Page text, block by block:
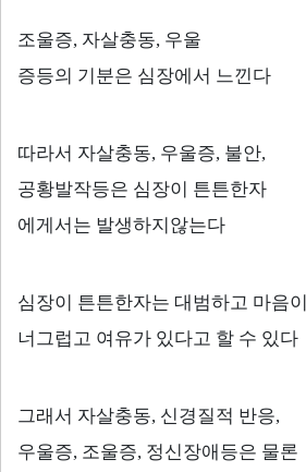
조울증, 자살충동, 우울
증등의 기분은 심장에서 느낀다
따라서 자살충동, 우울증, 불안,
공황발작등은 심장이 튼튼한자
에게서는 발생하지않는다
심장이 튼튼한자는 대범하고 마음이
너그럽고 여유가 있다고 할 수 있다
그래서 자살충동, 신경질적 반응,
우울증, 조울증, 정신장애등은 물론